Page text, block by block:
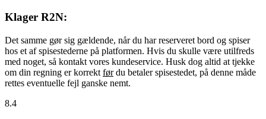
Klager R2N:
Det samme gør sig gældende, når du har reserveret bord og spiser
hos et af spisestederne på platformen. Hvis du skulle være utilfreds
med noget, så kontakt vores kundeservice. Husk dog altid at tjekke
om din regning er korrekt førdu betaler spisestedet, på denne måde
rettes eventuelle fejl ganske nemt.
8.4